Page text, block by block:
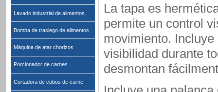
Lavado industrial de alimentos.
Bomba de trasiego de alimentos
Máquina de atar chorizos
Porcionador de carnes
Cortadora de cubos de carne
La tapa es
permite un control
movimiento.
visibilidad durante
desmontan